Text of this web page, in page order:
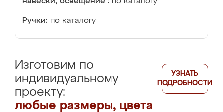
Ручки: по каталогу
Изготовим по
индивидуальному
проекту:
любые размеры, цвета
УЗНАТЬ
ПОДРОБНОСТИ